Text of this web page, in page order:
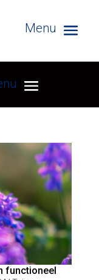
functioneel